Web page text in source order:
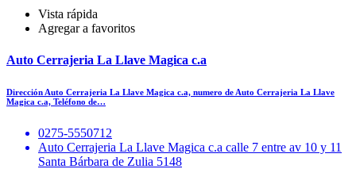
Vista rápida
Agregar a favoritos
Auto Cerrajeria La Llave Magica c.a
Dirección Auto Cerrajeria La Llave Magica c.a, numero de Auto Cerrajeria La Llave
Magica c.a, Teléfono de…
0275-5550712
Auto Cerrajeria La Llave Magica c.a calle 7 entre av 10 y 11
Santa Bárbara de Zulia 5148